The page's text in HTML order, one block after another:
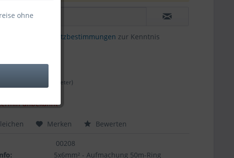
Datenschutzbestimmungen zur Kenntnis
€ *
50 Meter (7,65 € * / 1 Meter)
unbekannt
Merken Bewerten
00208
5x6mm² - Aufmachung 50m-Ring
ohne